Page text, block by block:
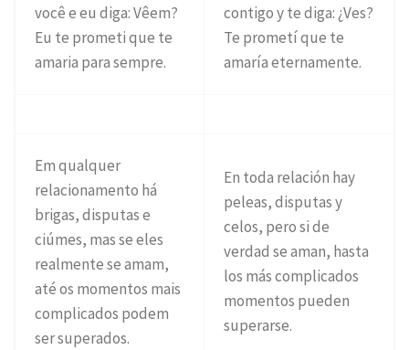
você e eu diga: Vêem?
Eu te prometi que te
amaria para sempre.
contigo y te diga: ¿Ves?
Te prometí que te
amaría eternamente.
Em qualquer
relacionamento há
brigas, disputas e
ciúmes, mas se eles
realmente se amam,
até os momentos mais
complicados podem
ser superados.
En toda relación hay
peleas, disputas y
celos, pero si de
verdad se aman, hasta
los más complicados
momentos pueden
superarse.